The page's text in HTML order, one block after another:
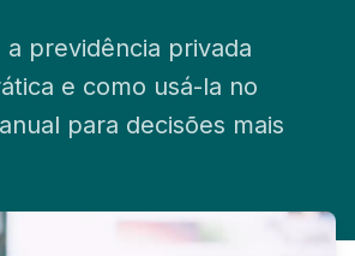
Solicitar Cotação
a previdência privada
e como usá-la no
para decisões mais